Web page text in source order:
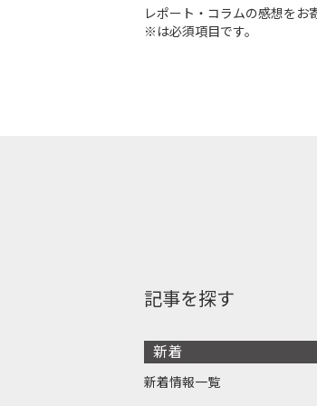
レポート・コラムの感想をお
※は必須項目です。
記事を探す
新着
新着情報一覧